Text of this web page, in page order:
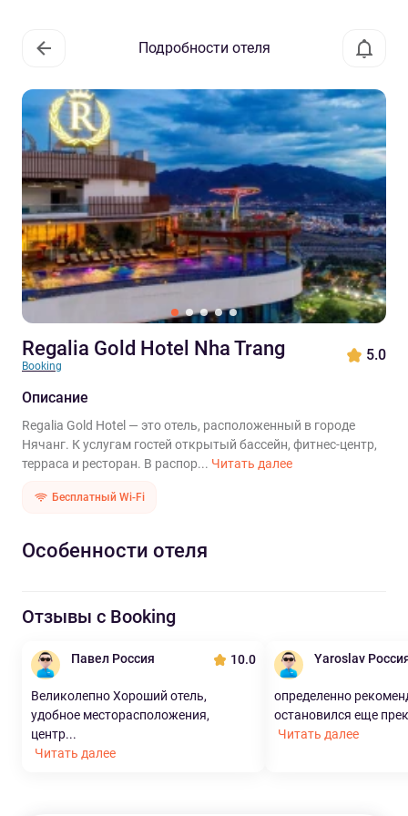
Подробности отеля
Regalia Gold Hotel Nha Trang
Booking
5.0
Описание
Regalia Gold Hotel — это отель, расположенный в городе
Нячанг. К услугам гостей открытый бассейн, фитнес-центр,
терраса и ресторан. В распор... Читать далее
Бесплатный Wi-Fi
Особенности отеля
Отзывы с Booking
Павел Россия 10.0
Великолепно Хороший отель,
удобное месторасположения,
центр...
Читать далее
Yaroslav
определенно
остановился еще
Читать далее